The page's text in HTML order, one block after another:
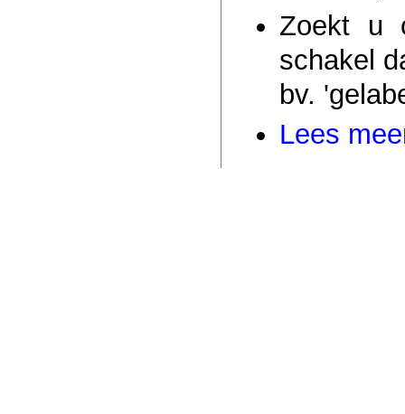
Zoekt u
schakel
bv.
Lees